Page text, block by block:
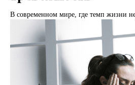
В современном мире, где темп жизни